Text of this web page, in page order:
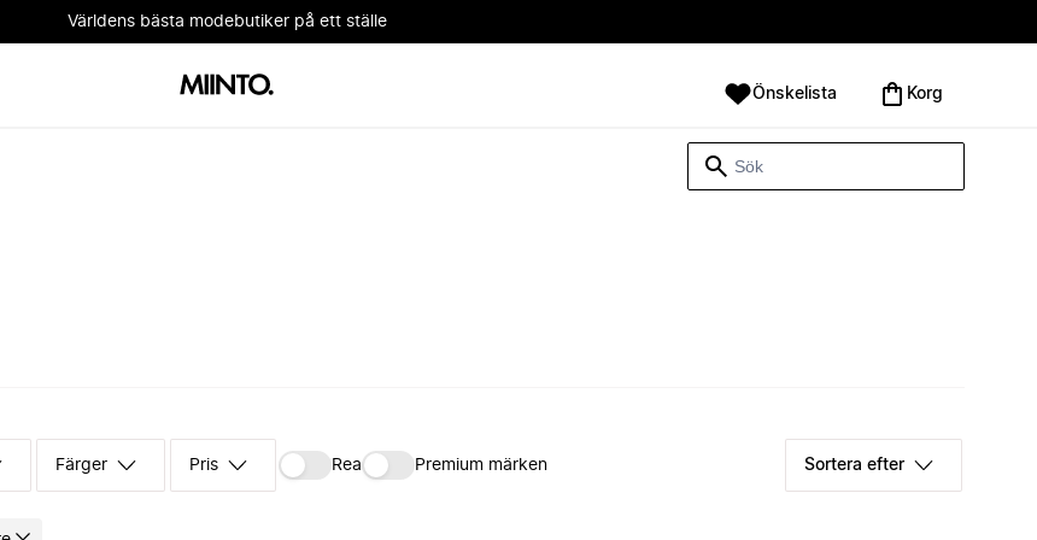
Världens bästa modebutiker på ett ställe
Önskelista Korg
Färger Pris Rea Premium märken Sortera efter